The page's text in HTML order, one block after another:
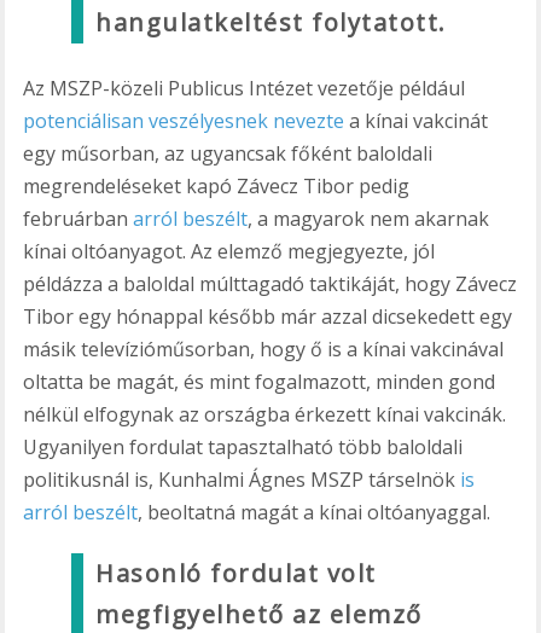
hangulatkeltést folytatott.
Az MSZP-közeli Publicus Intézet vezetője például
potenciálisan veszélyesnek nevezte a kínai vakcinát
egy műsorban, az ugyancsak főként baloldali
megrendeléseket kapó Závecz Tibor pedig
februárbanarról beszélt, a magyarok nem akarnak
kínai oltóanyagot. Az elemző megjegyezte, jól
példázza a baloldal múlttagadó taktikáját, hogy Závecz
Tibor egy hónappal később már azzal dicsekedett egy
másik televízióműsorban, hogy ő is a kínai vakcinával
oltatta be magát, és mint fogalmazott, minden gond
nélkül elfogynak az országba érkezett kínai vakcinák.
Ugyanilyen fordulat tapasztalható több baloldali
politikusnál is, Kunhalmi Ágnes MSZP társelnök is
arról beszélt, beoltatná magát a kínai oltóanyaggal.
Hasonló fordulat volt
megfigyelhető az elemző